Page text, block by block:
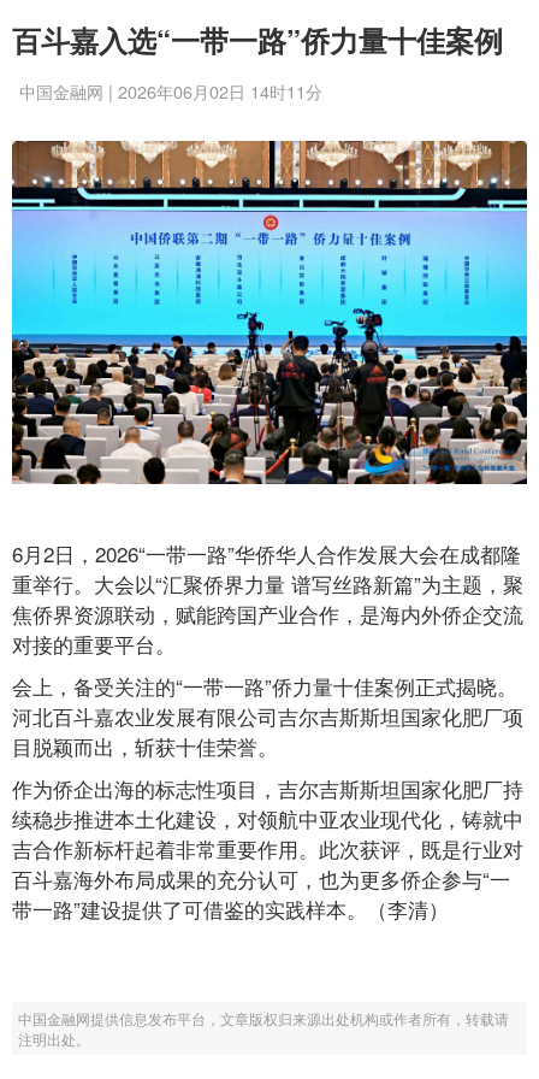
百斗嘉入选“一带一路”侨力量十佳案例
中国金融网 | 2026年06月02日 14时11分
6月2日，2026“一带一路”华侨华人合作发展大会在成都隆
重举行。大会以“汇聚侨界力量 谱写丝路新篇”为主题，聚
焦侨界资源联动，赋能跨国产业合作，是海内外侨企交流
对接的重要平台。
会上，备受关注的“一带一路”侨力量十佳案例正式揭晓。
河北百斗嘉农业发展有限公司吉尔吉斯斯坦国家化肥厂项
目脱颖而出，斩获十佳荣誉。
作为侨企出海的标志性项目，吉尔吉斯斯坦国家化肥厂持
续稳步推进本土化建设，对领航中亚农业现代化，铸就中
吉合作新标杆起着非常重要作用。此次获评，既是行业对
百斗嘉海外布局成果的充分认可，也为更多侨企参与“一
带一路”建设提供了可借鉴的实践样本。（李清）
中国金融网提供信息发布平台，文章版权归来源出处机构或作者所有，转载请
注明出处。